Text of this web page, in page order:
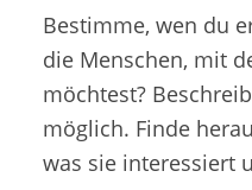
Bestimme, wen du
die Menschen, mit
möchtest?
möglich. Finde
was sie interessiert